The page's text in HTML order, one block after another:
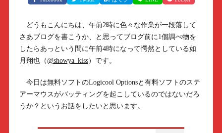
どうもこんにちは、午前2時に色々な作業が一段落して
さあブログを書こうか、と思ってブログ前に1個調べ物を
したらあっという間に午前4時になって愕然としている如
月翔也（@showya_kiss）です。
今日は無料ソフトのLogicool Optionsと有料ソフトのステ
アーマウスがバッティングを起こしているのではないだろ
うか？というお話をしたいと思います。